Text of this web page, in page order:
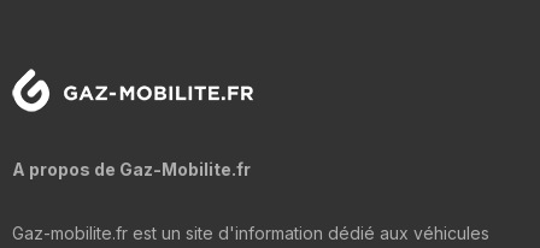
A propos de Gaz-Mobilite.fr
Gaz-mobilite.fr est un site d'information dédié aux véhicules